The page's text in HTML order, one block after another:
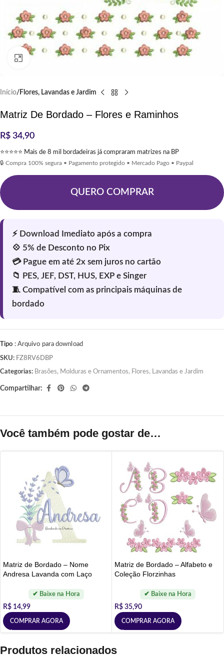
Clique para ampliar
Início Flores, Lavandas e Jardim
Matriz De Bordado – Flores e Raminhos
R$ 34,90
⭐⭐⭐⭐⭐ Mais de 8 mil bordadeiras já compraram matrizes na BP
🔒 Compra 100% segura • Pagamento protegido • Mercado Pago • Paypal
QUERO COMPRAR
Tipo : Arquivo para download
SKU: FZ8RV6DBP
Categorias: Brasões, Molduras e Ornamentos, Flores, Lavandas e Jardim
Compartilhar:
Você também pode gostar de…
Matriz de Bordado – Nome
Andresa Lavanda com Laço
R$ 14,99
COMPRAR AGORA
Matriz de Bordado – Alfabeto e
Coleção Florzinhas
R$ 35,90
COMPRAR AGORA
Produtos relacionados